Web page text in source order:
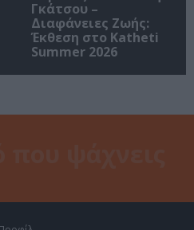
Γκάτσου –
Διαφάνειες Ζωής:
Έκθεση στο Katheti
Summer 2026